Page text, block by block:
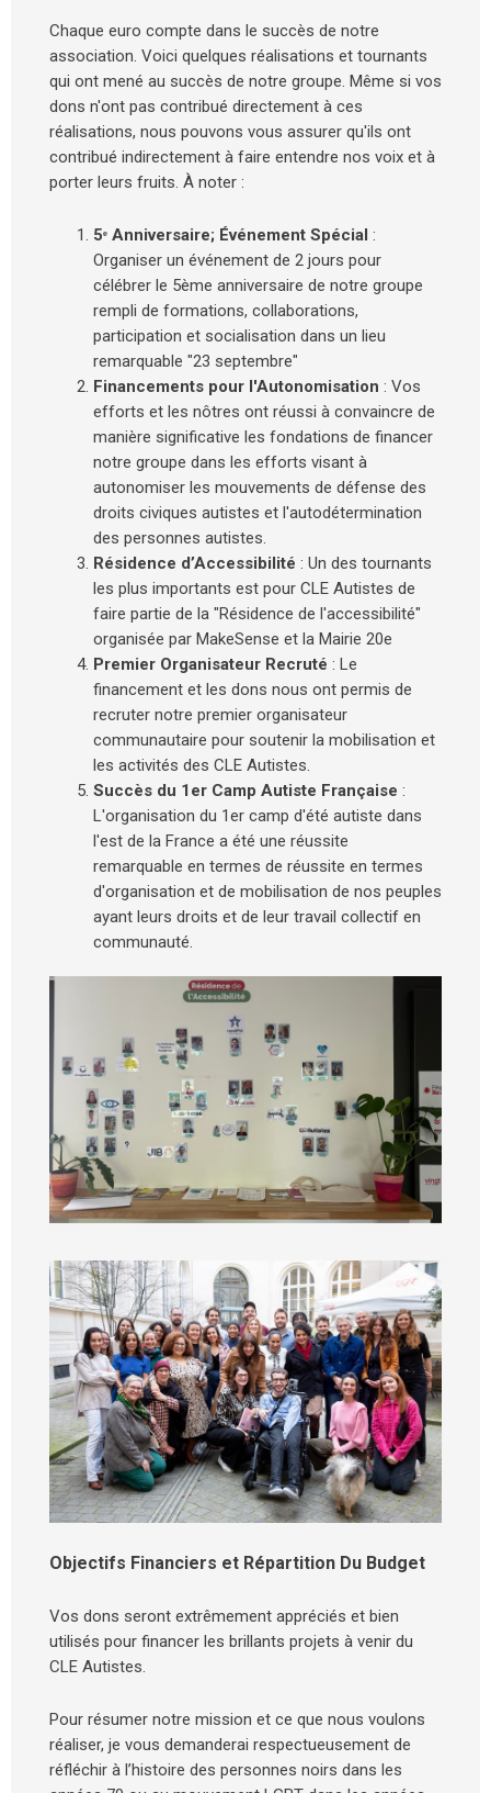
Chaque euro compte dans le succès de notre
association. Voici quelques réalisations et tournants
qui ont mené au succès de notre groupe. Même si vos
dons n'ont pas contribué directement à ces
réalisations, nous pouvons vous assurer qu'ils ont
contribué indirectement à faire entendre nos voix et à
porter leurs fruits. À noter :
5ᵉ Anniversaire; Événement Spécial :
Organiser un événement de 2 jours pour
célébrer le 5ème anniversaire de notre groupe
rempli de formations, collaborations,
participation et socialisation dans un lieu
remarquable "23 septembre"
Financements pour l'Autonomisation : Vos
efforts et les nôtres ont réussi à convaincre de
manière significative les fondations de financer
notre groupe dans les efforts visant à
autonomiser les mouvements de défense des
droits civiques autistes et l'autodétermination
des personnes autistes.
Résidence d’Accessibilité : Un des tournants
les plus importants est pour CLE Autistes de
faire partie de la "Résidence de l'accessibilité"
organisée par MakeSense et la Mairie 20e
Premier Organisateur Recruté : Le
financement et les dons nous ont permis de
recruter notre premier organisateur
communautaire pour soutenir la mobilisation et
les activités des CLE Autistes.
Succès du 1er Camp Autiste Française :
L'organisation du 1er camp d'été autiste dans
l'est de la France a été une réussite
remarquable en termes de réussite en termes
d'organisation et de mobilisation de nos peuples
ayant leurs droits et de leur travail collectif en
communauté.
Objectifs Financiers et Répartition Du Budget
Vos dons seront extrêmement appréciés et bien
utilisés pour financer les brillants projets à venir du
CLE Autistes.
Pour résumer notre mission et ce que nous voulons
réaliser, je vous demanderai respectueusement de
réfléchir à l’histoire des personnes noirs dans les